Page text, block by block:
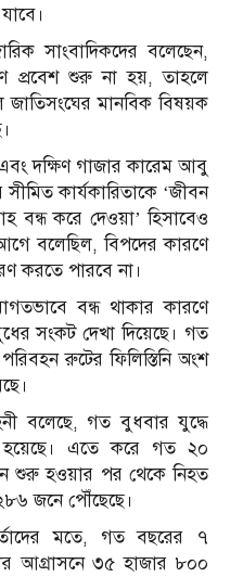
সাংবাদিকদের বলেছেন,
প্রবেশ শুরু না হয়, তাহলে
জাতিসংঘের মানবিক বিষয়ক
এবং দক্ষিণ গাজার কারেম আবু
কার্যকারিতাকে ‘জীবন
বন্ধ করে দেওয়া’ হিসাবেও
বলেছিল, বিপদের কারণে
করতে পারবে না।
বন্ধ থাকার কারণে
সংকট দেখা দিয়েছে। গত
রুটের ফিলিস্তিনি অংশ
বলেছে, গত বুধবার যুদ্ধে
এতে করে গত ২০
শুরু হওয়ার পর থেকে নিহত
জনে পৌঁছেছে।
মতে, গত বছরের ৭
আগ্রাসনে ৩৫ হাজার ৮০০